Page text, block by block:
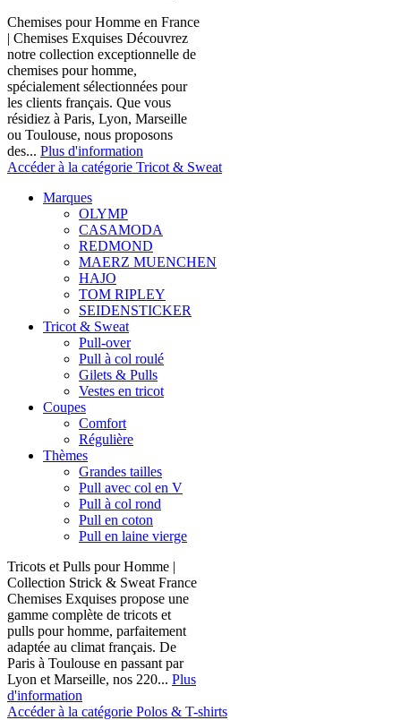
Chemises pour Homme en France
| Chemises Exquises Découvrez
notre collection exceptionnelle de
chemises pour homme,
spécialement sélectionnées pour
les clients français. Que vous
résidiez à Paris, Lyon, Marseille
ou Toulouse, nous proposons
des... Plus d'information
Accéder à la catégorie Tricot & Sweat
Marques
OLYMP
CASAMODA
REDMOND
MAERZ MUENCHEN
HAJO
TOM RIPLEY
SEIDENSTICKER
Tricot & Sweat
Pull-over
Pull à col roulé
Gilets & Pulls
Vestes en tricot
Coupes
Comfort
Régulière
Thèmes
Grandes tailles
Pull avec col en V
Pull à col rond
Pull en coton
Pull en laine vierge
Tricots et Pulls pour Homme |
Collection Strick & Sweat France
Chemises Exquises propose une
gamme complète de tricots et
pulls pour homme, parfaitement
adaptée au climat français. De
Paris à Toulouse en passant par
Lyon et Marseille, nos 220... Plus
d'information
Accéder à la catégorie Polos & T-shirts